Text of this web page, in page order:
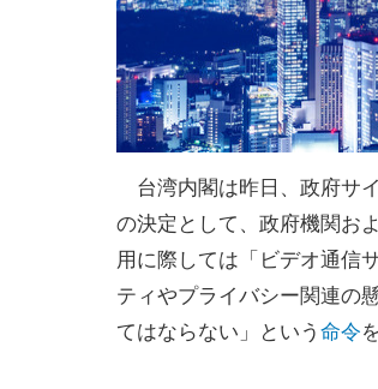
台湾内閣は昨日、政府サ
の決定として、政府機関お
用に際しては「ビデオ通信
ティやプライバシー関連の
てはならない」という命令